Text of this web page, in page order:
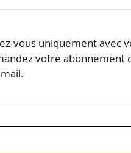
vous uniquement avec
votre abonnement